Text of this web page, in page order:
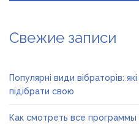
Свежие записи
Популярні види вібраторів:
підібрати свою
Как смотреть все